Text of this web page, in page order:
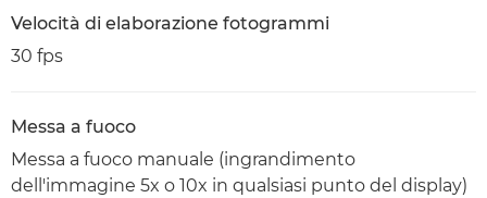
Velocità di elaborazione fotogrammi
30 fps
Messa a fuoco
Messa a fuoco manuale (ingrandimento
dell'immagine 5x o 10x in qualsiasi punto del display)